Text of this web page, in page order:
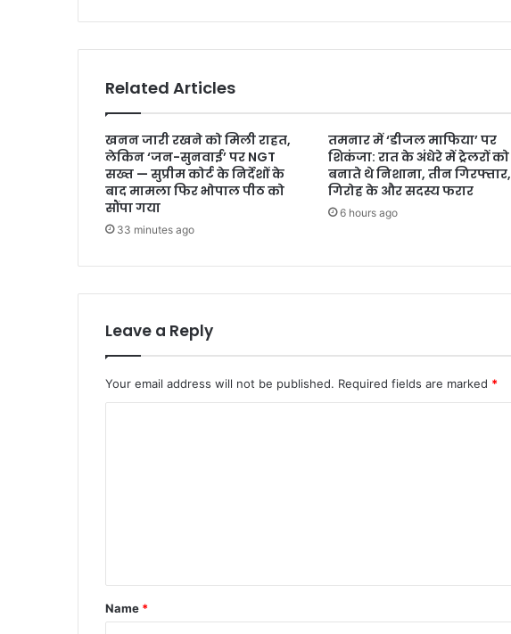
Related Articles
खनन जारी रखने को मिली राहत,
लेकिन ‘जन-सुनवाई’ पर NGT
सख्त — सुप्रीम कोर्ट के निर्देशों के
बाद मामला फिर भोपाल पीठ को
सौंपा गया
33 minutes ago
तमनार में ‘डीजल माफिया’ पर
शिकंजा: रात के अंधेरे में ट्रेलरों को
बनाते थे निशाना, तीन गिरफ्तार,
गिरोह के और सदस्य फरार
6 hours ago
Leave a Reply
Your email address will not be published. Required fields are marked *
*
Name *